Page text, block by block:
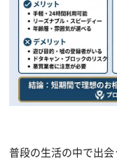
普段の生活の中で出